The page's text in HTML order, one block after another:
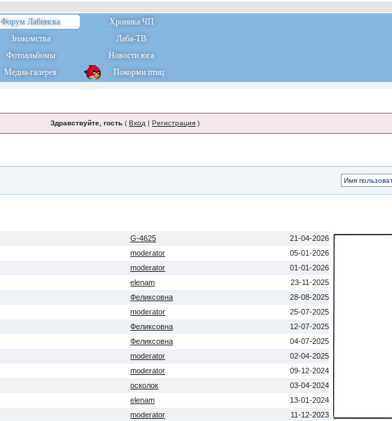
Форум Лабинска
Хроника ЧП
Знакомства
Лаба-ТВ
Фотоальбомы
Новости юга
Медиа-галерея Покорми птиц
Здравствуйте, гость (Вход |Регистрация )
G-4625 21-04-2026
moderator 05-01-2026
moderator 01-01-2026
elenam 23-11-2025
Феликсовна 28-08-2025
moderator 25-07-2025
Феликсовна 12-07-2025
Феликсовна 04-07-2025
moderator 02-04-2025
moderator 09-12-2024
осколок 03-04-2024
elenam 13-01-2024
moderator 11-12-2023